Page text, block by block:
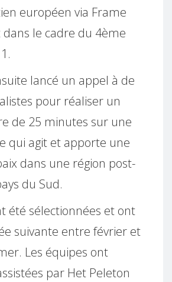
européen via Frame
dans le cadre du 4ème
lancé un appel à de
pour réaliser un
de 25 minutes sur une
qui agit et apporte une
dans une région post-
du Sud.
été sélectionnées et ont
suivante entre février et
Les équipes ont
par Het Peleton